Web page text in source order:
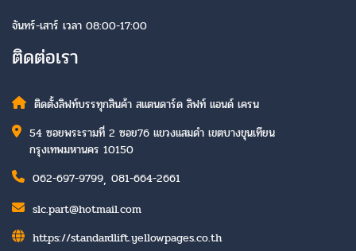
จันทร์-เสาร์ เวลา 08:00-17:00
ติดต่อเรา
ติดตั้งลิฟท์บรรทุกสินค้า สแตนดาร์ด ลิฟท์ แอนด์ เครน
54 ซอยพระรามที่ 2 ซอย76 แขวงแสมดำ เขตบางขุนเทียน
กรุงเทพมหานคร 10150
062-697-9799, 081-664-2661
slc.part@hotmail.com
https://standardlift.yellowpages.co.th